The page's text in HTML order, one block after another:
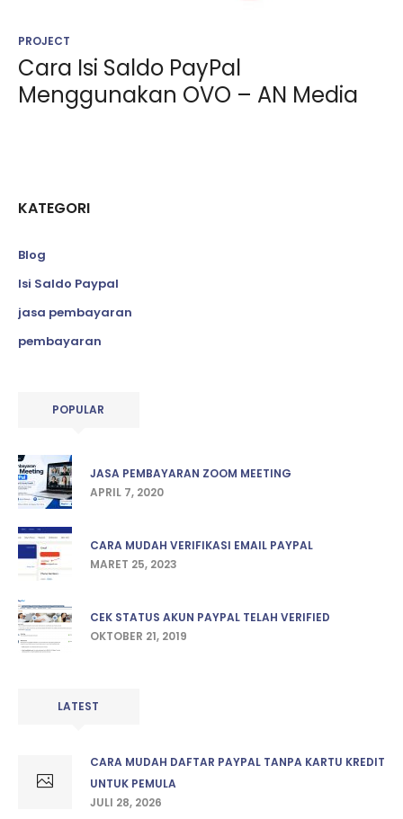
PROJECT
Cara Isi Saldo PayPal
Menggunakan OVO – AN Media
KATEGORI
Blog
Isi Saldo Paypal
jasa pembayaran
pembayaran
POPULAR
JASA PEMBAYARAN ZOOM MEETING
APRIL 7, 2020
CARA MUDAH VERIFIKASI EMAIL PAYPAL
MARET 25, 2023
CEK STATUS AKUN PAYPAL TELAH VERIFIED
OKTOBER 21, 2019
LATEST
CARA MUDAH DAFTAR PAYPAL TANPA KARTU KREDIT
UNTUK PEMULA
JULI 28, 2026